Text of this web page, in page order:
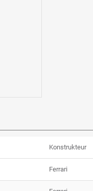
Konstrukteur
Ferrari